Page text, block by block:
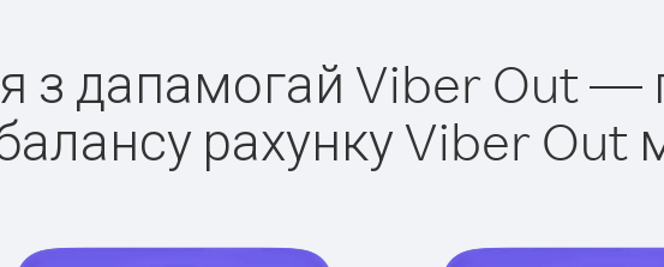
з дапамогай Viber Out —
рахунку Viber Out